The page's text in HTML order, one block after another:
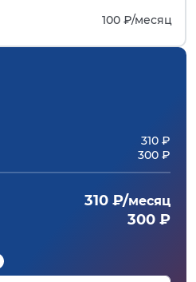
100 ₽/месяц
310 ₽
300 ₽
310 ₽/месяц
300 ₽